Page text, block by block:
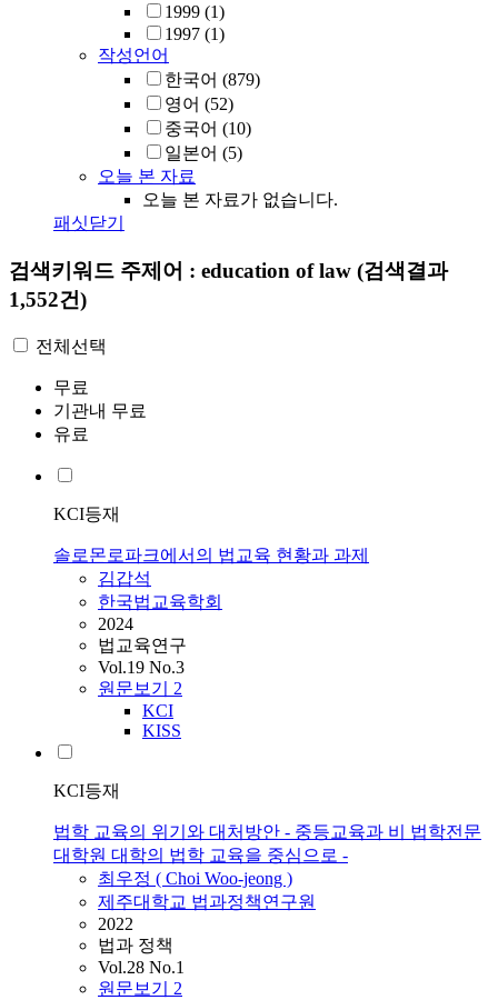
1999 (1)
1997 (1)
작성언어
한국어 (879)
영어 (52)
중국어 (10)
일본어 (5)
오늘 본 자료
오늘 본 자료가 없습니다.
패싯닫기
검색키워드 주제어 : education of law (검색결과
1,552건)
전체선택
무료
기관내 무료
유료
KCI등재
솔로몬로파크에서의 법교육 현황과 과제
김갑석
한국법교육학회
2024
법교육연구
Vol.19 No.3
원문보기 2
KCI
KISS
KCI등재
법학 교육의 위기와 대처방안 - 중등교육과 비 법학전문
대학원 대학의 법학 교육을 중심으로 -
최우정 ( Choi Woo-jeong )
제주대학교 법과정책연구원
2022
법과 정책
Vol.28 No.1
원문보기 2